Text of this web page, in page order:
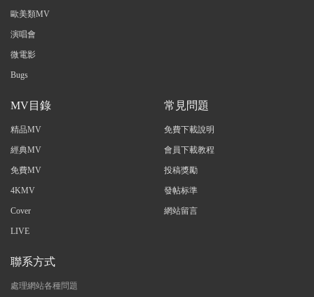
歐美類MV
演唱會
微電影
Bugs
MV目錄
精品MV
經典MV
免費MV
4KMV
Cover
LIVE
常見問題
免費下載說明
會員下載教程
投稿獎勵
發帖标準
網站留言
聯系方式
處理網站各種問題